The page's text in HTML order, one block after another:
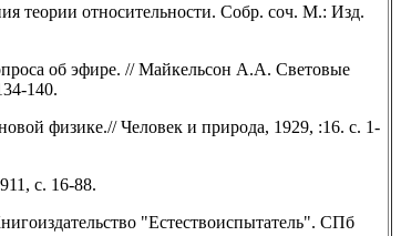
теории относительности. Собр. соч. М.: Изд.
об эфире. // Майкельсон А.А. Световые
140.
физике.// Человек и природа, 1929, :16. с. 1-
с. 16-88.
"Естествоиспытатель". СПб